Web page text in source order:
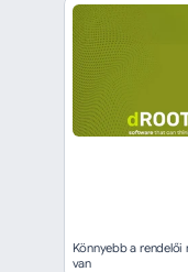
Könnyebb a
van